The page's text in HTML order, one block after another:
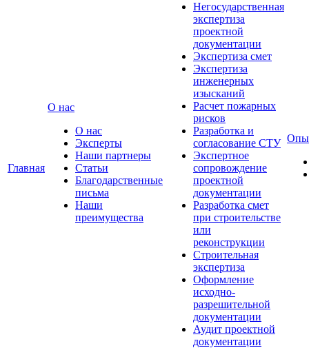
Главная
О нас
О нас
Эксперты
Наши партнеры
Статьи
Благодарственные
письма
Наши
преимущества
Негосударственная
экспертиза
проектной
документации
Экспертиза смет
Экспертиза
инженерных
изысканий
Расчет пожарных
рисков
Разработка и
согласование СТУ
Экспертное
сопровождение
проектной
документации
Разработка смет
при строительстве
или
реконструкции
Строительная
экспертиза
Оформление
исходно-
разрешительной
документации
Аудит проектной
документации